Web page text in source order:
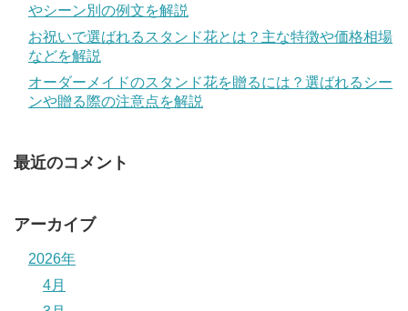
やシーン別の例文を解説
お祝いで選ばれるスタンド花とは？主な特徴や価格相場
などを解説
オーダーメイドのスタンド花を贈るには？選ばれるシー
ンや贈る際の注意点を解説
最近のコメント
アーカイブ
2026年
4月